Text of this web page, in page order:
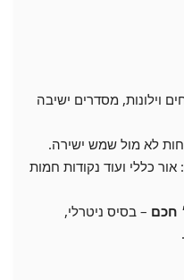
וילונות, מסדרים ישיבה
לא מול שמש ישירה.
כללי ועוד נקודות חמות
חכם – בסיס ניטרלי,